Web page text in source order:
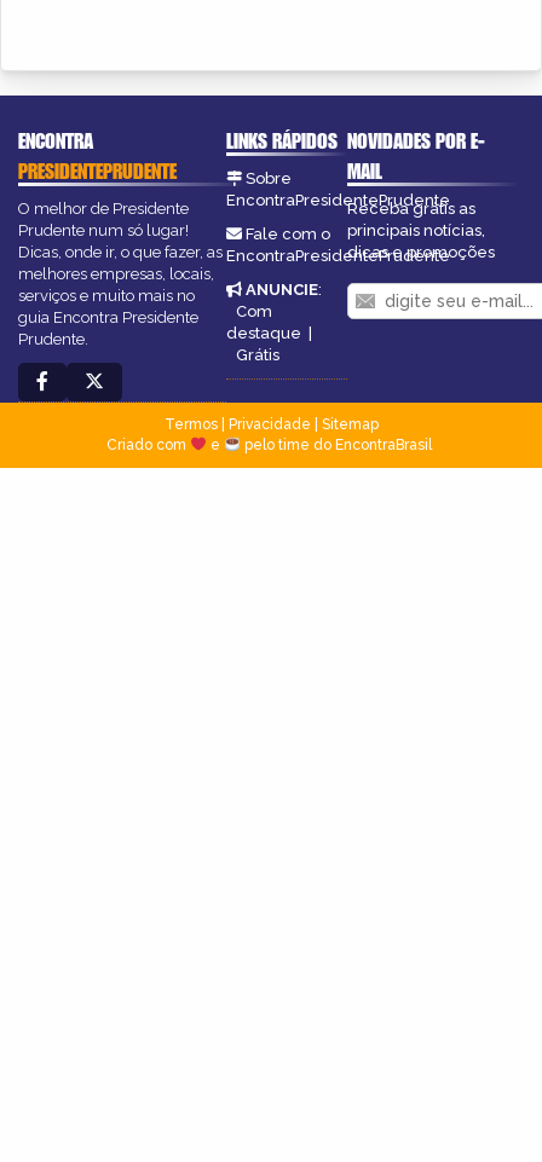
ENCONTRA
PRESIDENTEPRUDENTE
O melhor de Presidente
Prudente num só lugar!
Dicas, onde ir, o que fazer, as
melhores empresas, locais,
serviços e muito mais no
guia Encontra Presidente
Prudente.
LINKS RÁPIDOS
Sobre
EncontraPresidentePrudente
Fale com o
EncontraPresidentePrudente
ANUNCIE:
Com
destaque
Grátis
NOVIDADES POR E-
MAIL
Receba grátis as
principais notícias,
dicas e promoções
Termos| Privacidade
Sitemap
Criado com
e pelo time do EncontraBrasil